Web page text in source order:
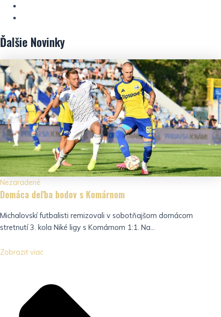
Ďalšie Novinky
Nezaradené
Domáca deľba bodov s Komárnom
Michalovskí futbalisti remizovali v sobotňajšom domácom
stretnutí 3. kola Niké ligy s Komárnom 1:1. Na...
Zobraziť viac